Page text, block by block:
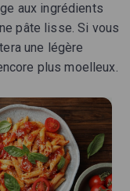
aux ingrédients
pâte lisse. Si vous
une légère
plus moelleux.